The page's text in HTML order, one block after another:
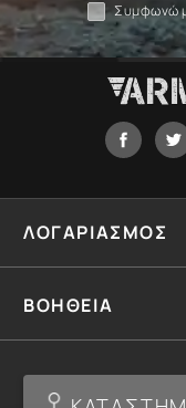
Συμφωνώ
ΒΟΗΘΕΙΑ
ΛΟΓΑΡΙΑΣΜΟΣ